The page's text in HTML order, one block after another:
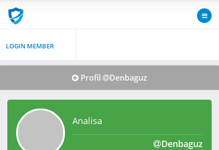
LOGIN MEMBER
Profil Denbaguz
Analisa
Denbaguz